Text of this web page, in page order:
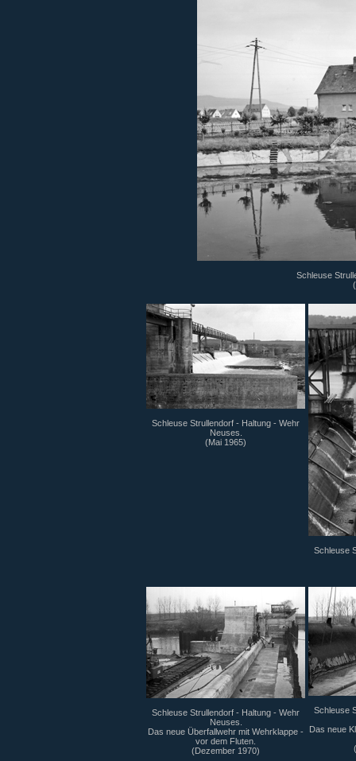
Schleuse
Schleuse Strullendorf - Haltung - Wehr
Neuses.
(Mai 1965)
Schleuse
Schleuse Strullendorf - Haltung - Wehr
Neuses.
Das neue Überfallwehr mit Wehrklappe -
vor dem Fluten.
(Dezember 1970)
Schleuse
Das neue